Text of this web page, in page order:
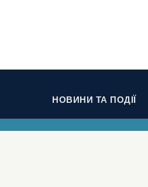
НОВИНИ ТА ПОДІЇ